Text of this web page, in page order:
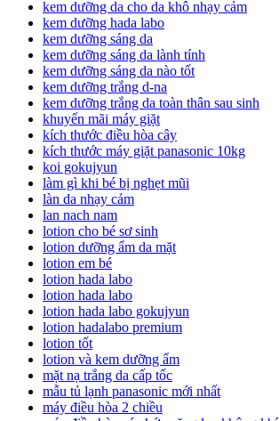
kem dưỡng da cho da khô nhạy cảm
kem dưỡng hada labo
kem dưỡng sáng da
kem dưỡng sáng da lành tính
kem dưỡng sáng da nào tốt
kem dưỡng trắng d-na
kem dưỡng trắng da toàn thân sau sinh
khuyến mãi máy giặt
kích thước điều hòa cây
kích thước máy giặt panasonic 10kg
koi gokujyun
làm gì khi bé bị nghẹt mũi
làn da nhạy cảm
lan nach nam
lotion cho bé sơ sinh
lotion dưỡng ẩm da mặt
lotion em bé
lotion hada labo
lotion hada labo
lotion hada labo gokujyun
lotion hadalabo premium
lotion tốt
lotion và kem dưỡng ẩm
mặt nạ trắng da cấp tốc
mẫu tủ lạnh panasonic mới nhất
máy điều hòa 2 chiều